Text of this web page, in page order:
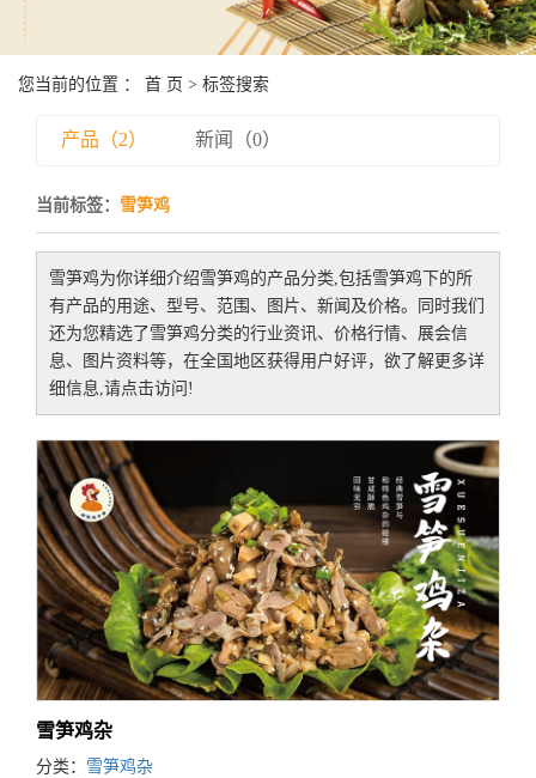
您当前的位置 ： 首 页 > 标签搜索
产品（2） 新闻（0）
当前标签： 雪笋鸡
雪笋鸡为你详细介绍雪笋鸡的产品分类,包括雪笋鸡 下的所
有产品的用途、型号、范围、图片、新闻及价格。同时我们
还为您精选了 雪笋鸡分类的行业资讯、价格行情、展会信
息、图片资料等，在全国地区获得用户好评，欲了解更多详
细信息,请点击访问!
雪笋鸡杂
分类： 雪笋鸡杂